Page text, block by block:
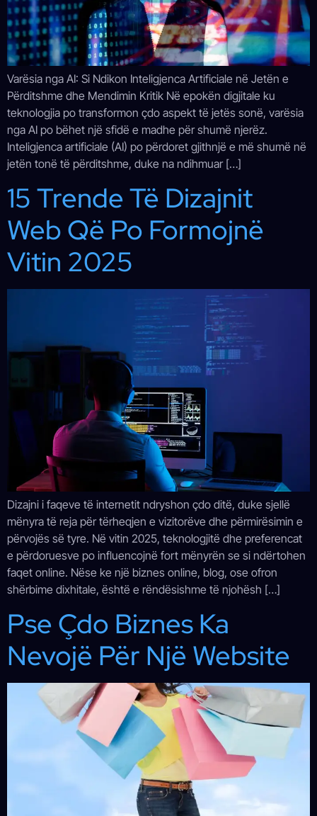
Varësia nga AI: Si Ndikon Inteligjenca Artificiale në Jetën e
Përditshme dhe Mendimin Kritik Në epokën digjitale ku
teknologjia po transformon çdo aspekt të jetës sonë, varësia
nga AI po bëhet një sfidë e madhe për shumë njerëz.
Inteligjenca artificiale (AI) po përdoret gjithnjë e më shumë në
jetën tonë të përditshme, duke na ndihmuar […]
15 Trende Të Dizajnit
Web Që Po Formojnë
Vitin 2025
Dizajni i faqeve të internetit ndryshon çdo ditë, duke sjellë
mënyra të reja për tërheqjen e vizitorëve dhe përmirësimin e
përvojës së tyre. Në vitin 2025, teknologjitë dhe preferencat
e përdoruesve po influencojnë fort mënyrën se si ndërtohen
faqet online. Nëse ke një biznes online, blog, ose ofron
shërbime dixhitale, është e rëndësishme të njohësh […]
Pse Çdo Biznes Ka
Nevojë Për Një Website